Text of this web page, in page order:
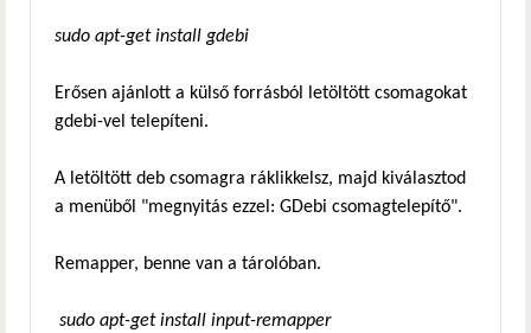
sudo apt-get install gdebi
Erősen ajánlott a külső forrásból letöltött csomagokat
gdebi-vel telepíteni.
A letöltött deb csomagra ráklikkelsz, majd kiválasztod
a menüből "megnyitás ezzel: GDebi csomagtelepítő".
Remapper, benne van a tárolóban.
sudo apt-get install input-remapper